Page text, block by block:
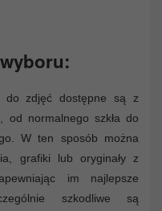
do zdjęć dostępne są z
od normalnego szkła do
W ten sposób można
grafiki lub oryginały z
im najlepsze
szkodliwe są